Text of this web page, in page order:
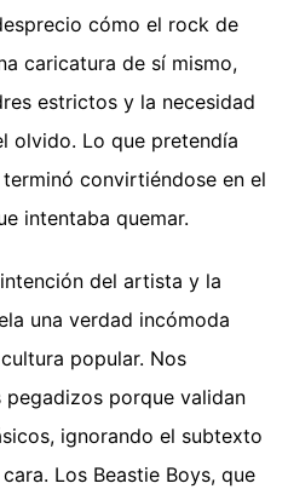
cómo el rock de
caricatura de sí mismo,
estrictos y la necesidad
olvido. Lo que pretendía
convirtiéndose en el
intentaba quemar.
del artista y la
una verdad incómoda
popular. Nos
porque validan
ignorando el subtexto
Los Beastie Boys, que